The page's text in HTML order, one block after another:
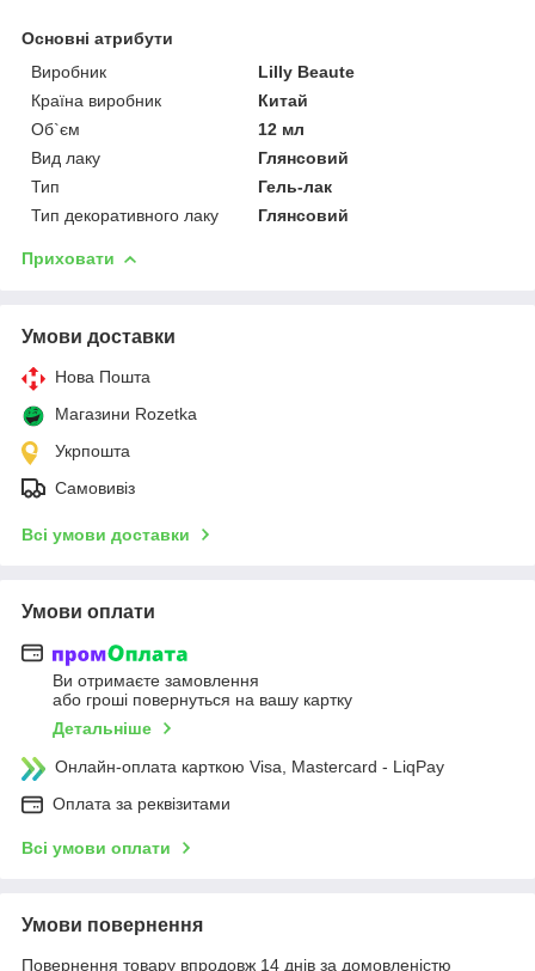
Основні атрибути
Виробник
Lilly Beaute
Країна виробник
Китай
Об`єм
12 мл
Вид лаку
Глянсовий
Тип
Гель-лак
Тип декоративного лаку
Глянсовий
Приховати
Умови доставки
Нова Пошта
Магазини Rozetka
Укрпошта
Самовивіз
Всі умови доставки
Умови оплати
Ви отримаєте замовлення
або гроші повернуться на вашу картку
Детальніше
Онлайн-оплата карткою Visa, Mastercard - LiqPay
Оплата за реквізитами
Всі умови оплати
Умови повернення
Повернення товару впродовж 14 днів за домовленістю